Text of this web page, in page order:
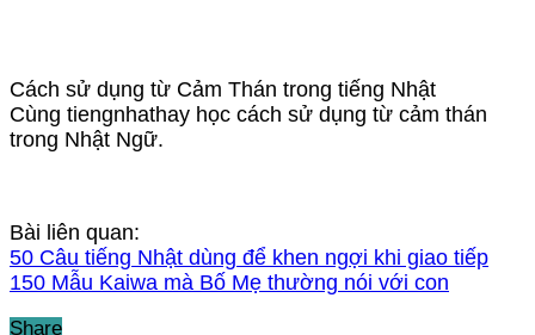
Cách sử dụng từ Cảm Thán trong tiếng Nhật
Cùng tiengnhathay học cách sử dụng từ cảm thán
trong Nhật Ngữ.
Bài liên quan:
50 Câu tiếng Nhật dùng để khen ngợi khi giao tiếp
150 Mẫu Kaiwa mà Bố Mẹ thường nói với con
Share